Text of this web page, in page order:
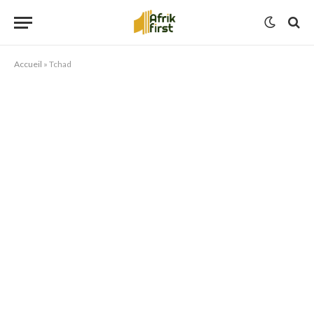
Accueil » Tchad